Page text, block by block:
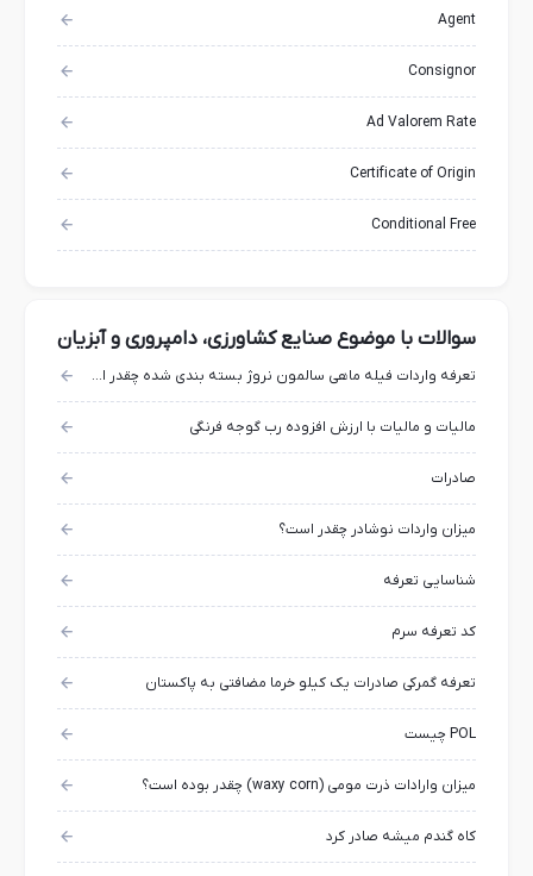
Agent
Consignor
Ad Valorem Rate
Certificate of Origin
Conditional Free
سوالات با موضوع صنایع کشاورزی، دامپروری و آبزیان
تعرفه واردات فیله ماهی سالمون نروژ بسته بندی شده چقدر است ؟
مالیات و مالیات با ارزش افزوده رب گوجه فرنگی
صادرات
میزان واردات نوشادر چقدر است؟
شناسایی تعرفه
کد تعرفه سرم
تعرفه گمرکی صادرات یک کیلو خرما مضافتی به پاکستان
POL چیست
میزان وارادات ذرت مومی (waxy corn) چقدر بوده است؟
کاه گندم میشه صادر کرد